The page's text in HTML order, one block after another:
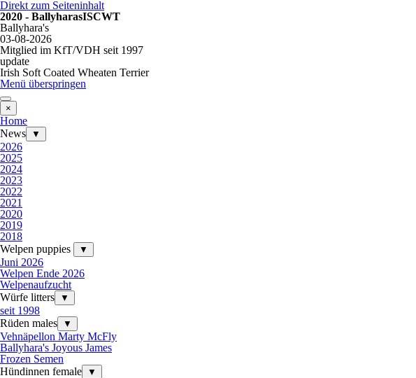
Direkt zum Seiteninhalt
2020 - BallyharasISCWT
Ballyhara's
03-08-2026
Mitglied im KfT/VDH seit 1997
update
Irish Soft Coated Wheaten Terrier
Menü überspringen
×
Home
News
▼
2026
2025
2024
2023
2022
2021
2020
2019
2018
Welpen puppies
▼
Juni 2026
Welpen Ende 2026
Welpenaufzucht
Würfe litters
▼
seit 1998
Rüden males
▼
Vehnäpellon Marty McFly
Ballyhara's Joyous James
Frozen Semen
Hündinnen female
▼